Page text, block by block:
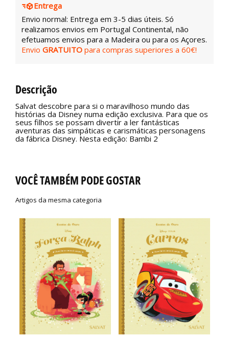
Entrega
Envio normal: Entrega em 3-5 dias úteis. Só
realizamos envios em Portugal Continental, não
efetuamos envios para a Madeira ou para os Açores.
Envio GRATUITO para compras superiores a 60€!
Descrição
Salvat descobre para si o maravilhoso mundo das
histórias da Disney numa edição exclusiva. Para que os
seus filhos se possam divertir a ler fantásticas
aventuras das simpáticas e carismáticas personagens
da fábrica Disney. Nesta edição: Bambi 2
VOCÊ TAMBÉM PODE GOSTAR
Artigos da mesma categoria